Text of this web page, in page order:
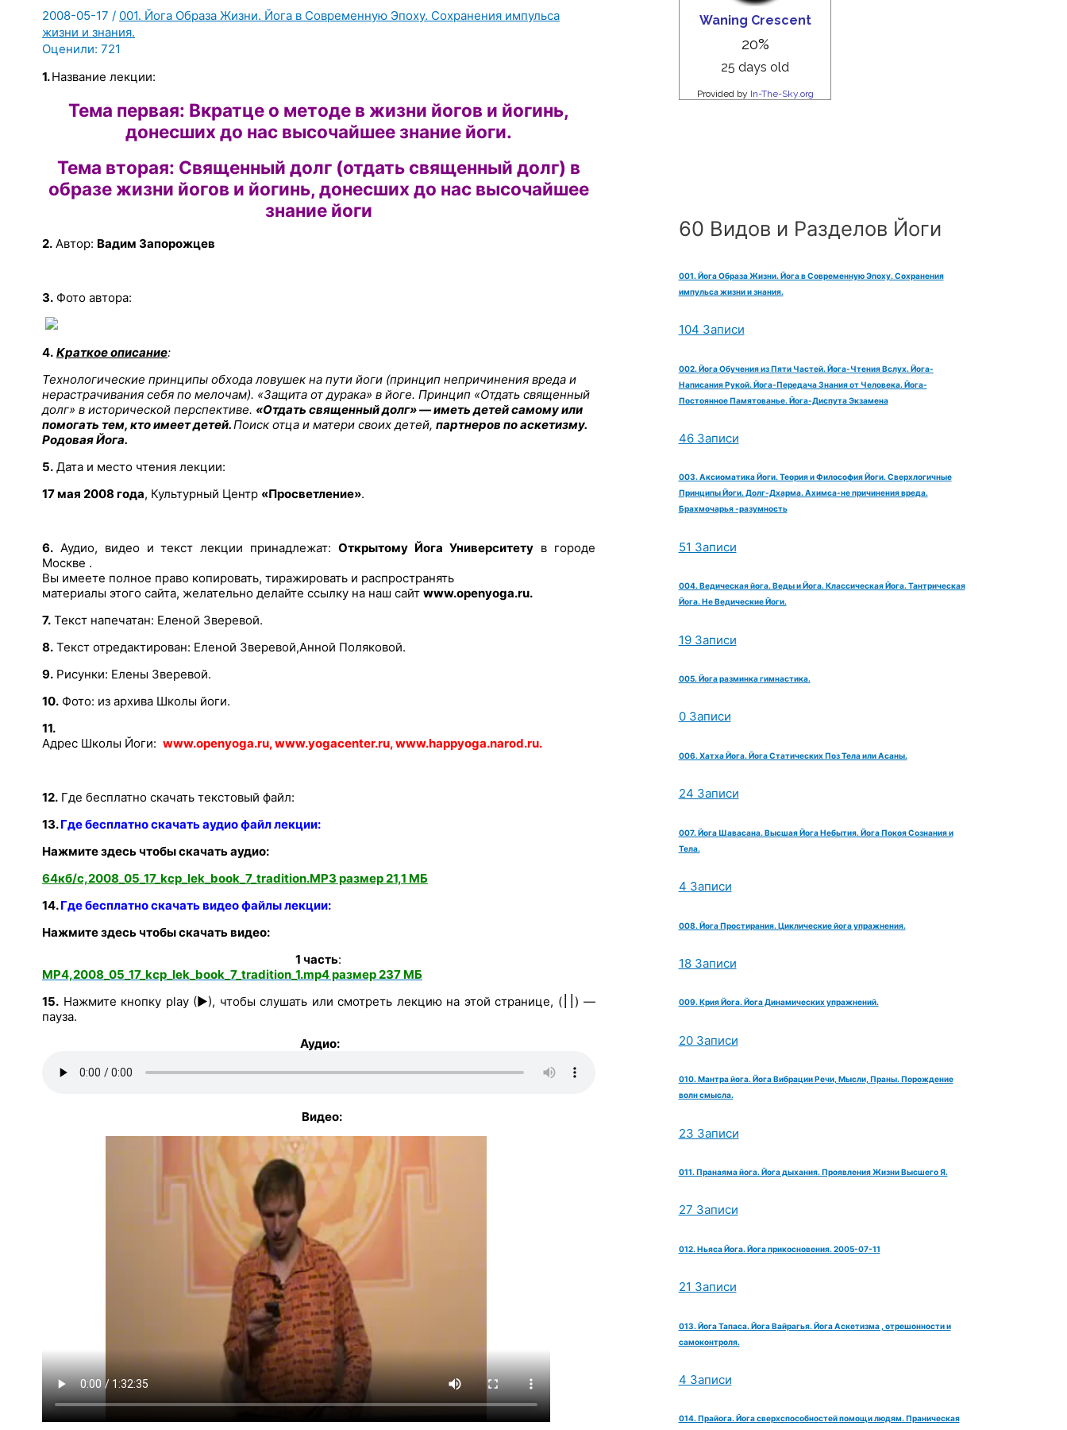
2008-05-17 / 001. Йога Образа Жизни. Йога в Современную Эпоху. Сохранения импульса
жизни и знания.
Оценили: 721
1.Название лекции:
Тема первая: Вкратце о методе в жизни йогов и йогинь,
донесших до нас высочайшее знание йоги.
Тема вторая: Священный долг (отдать священный долг) в
образе жизни йогов и йогинь, донесших до нас высочайшее
знание йоги
2. Автор: Вадим Запорожцев
3. Фото автора:
4. Краткое описание:
Технологические принципы обхода ловушек на пути йоги (принцип непричинения вреда и
нерастрачивания себя по мелочам). «Защита от дурака» в йоге. Принцип «Отдать священный
долг» в исторической перспективе. «Отдать священный долг» — иметь детей самому или
помогать тем, кто имеет детей.Поиск отца и матери своих детей, партнеров по аскетизму.
Родовая Йога.
5. Дата и место чтения лекции:
17 мая 2008 года, Культурный Центр «Просветление».
6. Аудио, видео и текст лекции принадлежат:Открытому Йога Университетув городе
Москве .
Вы имеете полное право копировать, тиражировать и распространять
материалы этого сайта, желательно делайте ссылку на наш сайт www.openyoga.ru.
7. Текст напечатан: Еленой Зверевой.
8. Текст отредактирован: Еленой Зверевой,Анной Поляковой.
9. Рисунки: Елены Зверевой.
10. Фото: из архива Школы йоги.
11.
Адрес Школы Йоги: www.openyoga.ru, www.yogacenter.ru, www.happyoga.narod.ru.
12. Где бесплатно скачать текстовый файл:
13.Где бесплатно скачать аудио файл лекции:
Нажмите здесь чтобы скачать аудио:
64кб/с,2008_05_17_kcp_lek_book_7_tradition.MP3 размер 21,1 МБ
14.Где бесплатно скачать видео файлы лекции:
Нажмите здесь чтобы скачать видео:
1 часть:
MP4,2008_05_17_kcp_lek_book_7_tradition_1.mp4 размер 237 МБ
15. Нажмите кнопку play (►), чтобы слушать или смотреть лекцию на этой странице, (׀׀ ) —
пауза.
Аудио:
Видео:
60 Видов и Разделов Йоги
001. Йога Образа Жизни. Йога в Современную Эпоху. Сохранения
импульса жизни и знания.
104 Записи
002. Йога Обучения из Пяти Частей. Йога-Чтения Вслух. Йога-
Написания Рукой. Йога-Передача Знания от Человека. Йога-
Постоянное Памятованье. Йога-Диспута Экзамена
46 Записи
003. Аксиоматика Йоги. Теория и Философия Йоги. Сверхлогичные
Принципы Йоги. Долг-Дхарма. Ахимса-не причинения вреда.
Брахмочарья -разумность
51 Записи
004. Ведическая йога. Веды и Йога. Классическая Йога. Тантрическая
Йога. Не Ведические Йоги.
19 Записи
005. Йога разминка гимнастика.
0 Записи
006. Хатха Йога. Йога Статических Поз Тела или Асаны.
24 Записи
007. Йога Шавасана. Высшая Йога Небытия. Йога Покоя Сознания и
Тела.
4 Записи
008. Йога Простирания. Циклические йога упражнения.
18 Записи
009. Крия Йога. Йога Динамических упражнений.
20 Записи
010. Мантра йога. Йога Вибрации Речи, Мысли, Праны. Порождение
волн смысла.
23 Записи
011. Пранаяма йога. Йога дыхания. Проявления Жизни Высшего Я.
27 Записи
012. Ньяса Йога. Йога прикосновения. 2005-07-11
21 Записи
013. Йога Тапаса. Йога Вайрагья. Йога Аскетизма , отрешонности и
самоконтроля.
4 Записи
014. Прайога. Йога сверхспособностей помощи людям. Праническая